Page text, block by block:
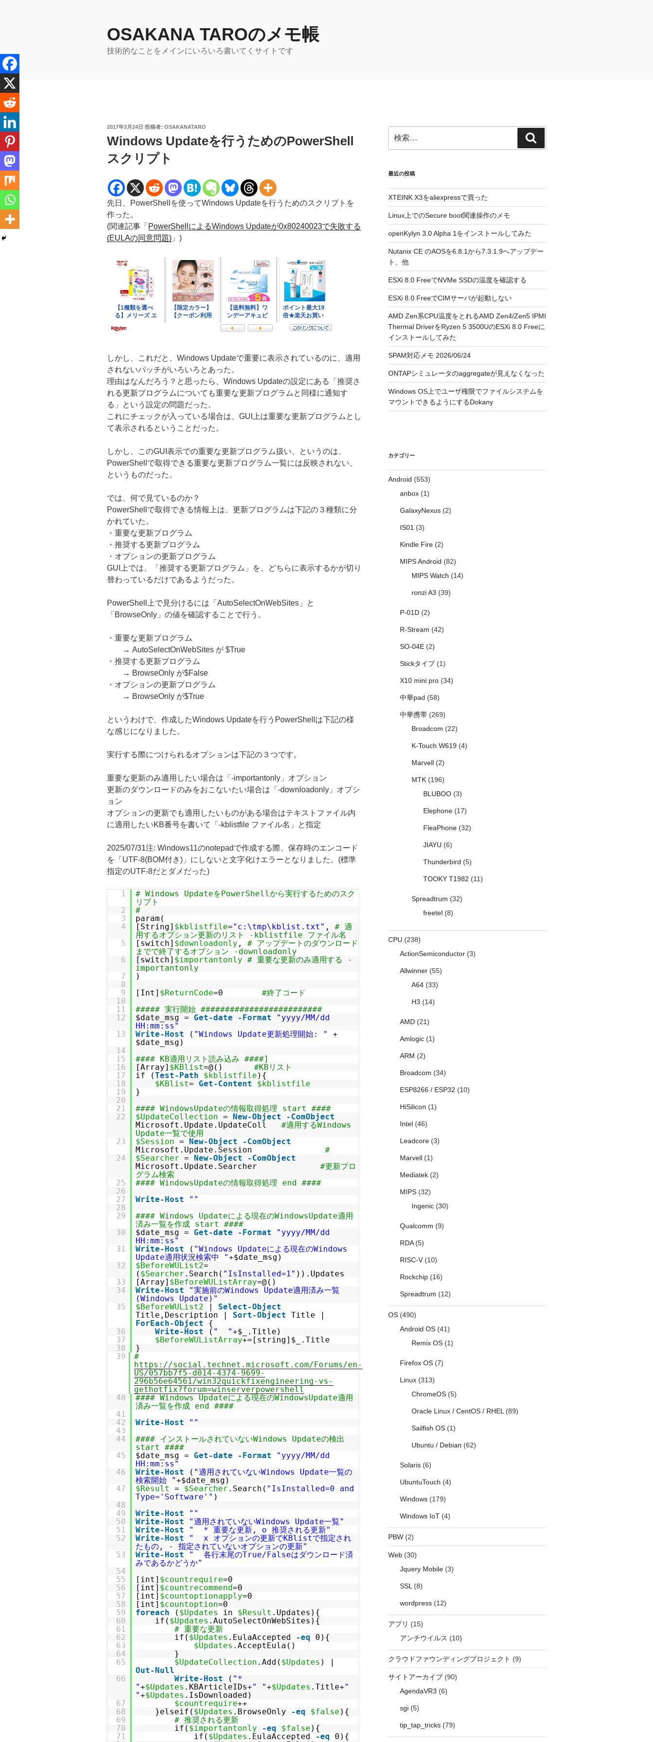
へ
ス
キ
プ
OSAKANA TAROのメモ帳
技術的なことをメインにいろいろ書いてくサイトです
投
日:
2017年3月24日 投稿者: OSAKANATARO
Windows Updateを行うためのPowerShell
スクリプト
先日、PowerShellを使ってWindows Updateを行うためのスクリプトを
作った。
(関連記事「 PowerShellによるWindows Updateが0x80240023で失敗する
(EULAの同意問題) 」)
しかし、これだと、Windows Updateで重要に表示されているのに、適用
されないパッチがいろいろとあった。
理由はなんだろう？と思ったら、Windows Updateの設定にある「推奨さ
れる更新プログラムについても重要な更新プログラムと同様に通知す
る」という設定の問題だった。
これにチェックが入っている場合は、GUI上は重要な更新プログラムとし
て表示されるということだった。
しかし、このGUI表示での重要な更新プログラム扱い、というのは、
PowerShellで取得できる重要な更新プログラム一覧には反映されない、
というものだった。
では、何で見ているのか？
PowerShellで取得できる情報上は、更新プログラムは下記の３種類に分
かれていた。
・重要な更新プログラム
・推奨する更新プログラム
・オプションの更新プログラム
GUI上では、「推奨する更新プログラム」を、どちらに表示するかが切り
替わっているだけであるようだった。
PowerShell上で見分けるには「AutoSelectOnWebSites」と
「BrowseOnly」の値を確認することで行う。
・重要な更新プログラム
→ AutoSelectOnWebSites が $True
・推奨する更新プログラム
→ BrowseOnly が$False
・オプションの更新プログラム
→ BrowseOnly が$True
というわけで、作成したWindows Updateを行うPowerShellは下記の様
な感じになりました。
実行する際につけられるオプションは下記の３つです。
重要な更新のみ適用したい場合は「-importantonly」オプション
更新のダウンロードのみをおこないたい場合は「-downloadonly」オプシ
ョン
オプションの更新でも適用したいものがある場合はテキストファイル内
に適用したいKB番号を書いて「-kblistfile ファイル名」と指定
2025/07/31注: Windows11のnotepadで作成する際、保存時のエンコード
を「UTF-8(BOM付き)」にしないと文字化けエラーとなりました。(標準
指定のUTF-8だとダメだった)
1
# Windows UpdateをPowerShellから実行するためのスク
リプト
2
#
3
param(
4
[String] $kblistfile="c:\tmp\kblist.txt" , # 適
用するオプション更新のリスト -kblistfile ファイル名
5
[switch] $downloadonly , # アップデートのダウンロード
までで終了するオプション -downloadonly
6
[switch] $importantonly # 重要な更新のみ適用する -
importantonly
7
)
8
9
[Int] $ReturnCode=0 #終了コード
10
11
##### 実行開始 #########################
12
$date_msg = Get-date -Format
"yyyy/MM/dd
HH:mm:ss"
13
Write-Host ( "Windows Update更新処理開始: "
+
$date_msg)
14
15
#### KB適用リスト読み込み ####]
16
[Array] $KBlist=@() #KBリスト
17
if (Test-Path $kblistfile ){
18
$KBlist= Get-Content
$kblistfile
19
}
20
21
#### WindowsUpdateの情報取得処理 start ####
22
$UpdateCollection = New-Object
-ComObject
Microsoft.Update.UpdateColl #適用するWindows
Update一覧で使用
23
$Session = New-Object
-ComObject
Microsoft.Update.Session #
24
$Searcher = New-Object
-ComObject
Microsoft.Update.Searcher #更新プロ
グラム検索
25
#### WindowsUpdateの情報取得処理 end ####
26
27
Write-Host
""
28
29
#### Windows Updateによる現在のWindowsUpdate適用
済み一覧を作成 start ####
30
$date_msg = Get-date -Format
"yyyy/MM/dd
HH:mm:ss"
31
Write-Host ( "Windows Updateによる現在のWindows
Update適用状況検索中 "+$date_msg)
32
$BeforeWUList2=
( $Searcher .Search( "IsInstalled=1" )).Updates
33
[Array] $BeforeWUListArray=@()
34
Write-Host
"実施前のWindows Update適用済み一覧
(Windows Update)"
35
$BeforeWUList2
Select-Object
Title,Description | Sort-Object Title |
ForEach-Object
{
36
Write-Host ( " "+$_.Title)
37
$BeforeWUListArray+=[string]$_.Title
38
}
39
#
https://social.technet.microsoft.com/Forums/en-
US/057bb7f5-d014-4374-9699-
296b56e64561/win32quickfixengineering-vs-
gethotfix?forum=winserverpowershell
40
#### Windows Updateによる現在のWindowsUpdate適用
済み一覧を作成 end ####
41
42
Write-Host
""
43
44
#### インストールされていないWindows Updateの検出
start ####
45
$date_msg = Get-date -Format
"yyyy/MM/dd
HH:mm:ss"
46
Write-Host ( "適用されていないWindows Update一覧の
検索開始 "+$date_msg)
47
$Result = $Searcher .Search( "IsInstalled=0 and
Type='Software'" )
48
49
Write-Host
""
50
Write-Host
"適用されていないWindows Update一覧"
51
Write-Host
" * 重要な更新, o 推奨される更新"
52
Write-Host
" x オプションの更新でKBlistで指定され
たもの, - 指定されていないオプションの更新"
53
Write-Host
" 各行末尾のTrue/Falseはダウンロード済
みであるかどうか"
54
55
[int] $countrequire=0
56
[int] $countrecommend=0
57
[int] $countoptionapply=0
58
[int] $countoption=0
59
foreach ( $Updates in $Result .Updates){
60
if( $Updates .AutoSelectOnWebSites){
61
# 重要な更新
62
if( $Updates .EulaAccepted -eq
0){
63
$Updates .AcceptEula()
64
}
65
$UpdateCollection .Add( $Updates ) |
Out-Null
66
Write-Host ( "*
"+$Updates .KBArticleIDs+" "+$Updates .Title+"
"+$Updates .IsDownloaded)
67
$countrequire++
68
}elseif( $Updates .BrowseOnly -eq $false ){
69
# 推奨される更新
70
if( $importantonly -eq $false ){
71
if( $Updates .EulaAccepted -eq
0){
索:
索
最近の投稿
XTEINK X3をaliexpressで買った
Linux上でのSecure boot関連操作のメモ
openKylyn 3.0 Alpha 1をインストールしてみた
Nutanix CE のAOSを6.8.1から7.3.1.9へアップデー
ト、他
ESXi 8.0 FreeでNVMe SSDの温度を確認する
ESXi 8.0 FreeでCIMサーバが起動しない
AMD Zen系CPU温度をとれるAMD Zen4/Zen5 IPMI
Thermal DriverをRyzen 5 3500UのESXi 8.0 Freeに
インストールしてみた
SPAM対応メモ 2026/06/24
ONTAPシミュレータのaggregateが見えなくなった
Windows OS上でユーザ権限でファイルシステムを
マウントできるようにするDokany
カテゴリー
Android (553)
anbox(1)
GalaxyNexus(2)
IS01(3)
Kindle Fire(2)
MIPS Android (82)
MIPS Watch (14)
ronzi A3 (39)
P-01D(2)
R-Stream (42)
SO-04E(2)
Stickタイプ(1)
X10 mini pro(34)
中華pad (58)
中華携帯(269)
Broadcom (22)
K-Touch W619(4)
Marvell(2)
MTK(196)
BLUBOO(3)
Elephone(17)
FleaPhone(32)
JIAYU (6)
Thunderbird (5)
TOOKY T1982 (11)
Spreadtrum (32)
freetel(8)
CPU (238)
ActionSemiconductor(3)
Allwinner(55)
A64(33)
H3 (14)
AMD(21)
Amlogic(1)
ARM (2)
Broadcom (34)
ESP8266 / ESP32 (10)
HiSilicon (1)
Intel(46)
Leadcore(3)
Marvell(1)
Mediatek(2)
MIPS(32)
Ingenic(30)
Qualcomm (9)
RDA(5)
RISC-V(10)
Rockchip(16)
Spreadtrum (12)
OS(490)
Android OS(41)
Remix OS(1)
Firefox OS(7)
Linux(313)
ChromeOS(5)
Oracle Linux / CentOS / RHEL(89)
Sailfish OS(1)
Ubuntu / Debian (62)
Solaris(6)
UbuntuTouch (4)
Windows(179)
Windows IoT(4)
PBW(2)
Web(30)
Jquery Mobile(3)
SSL(8)
wordpress(12)
アプリ (15)
アンチウイルス (10)
クラウドファウンディングプロジェクト (9)
サイトアーカイブ(90)
AgendaVR3 (6)
sgi(5)
tip_tap_tricks(79)